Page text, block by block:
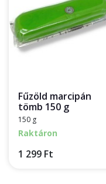
Fűzöld marcipán
tömb 150 g
150 g
Raktáron
1 299 Ft